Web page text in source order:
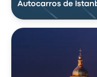
Autocarros de